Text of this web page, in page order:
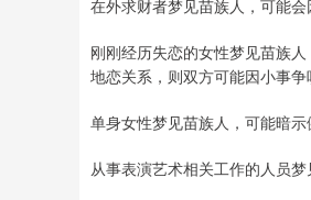
在外求财者梦见苗族人，可能
刚刚经历失恋的女性梦见苗族
地恋关系，则双方可能因小事争
单身女性梦见苗族人，可能暗
从事表演艺术相关工作的人员